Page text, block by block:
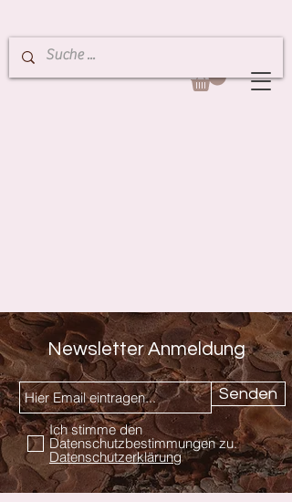
Newsletter Anmeldung
Senden
Ich stimme den
Datenschutzbestimmungen zu.
Datenschutzerklärung